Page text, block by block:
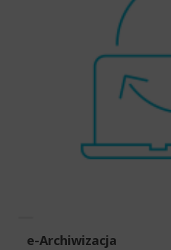
e-Archiwizacja